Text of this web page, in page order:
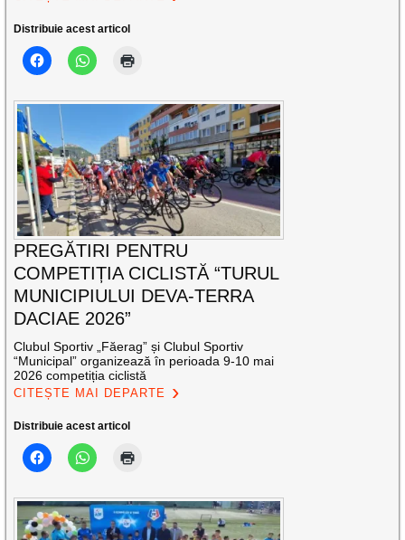
Distribuie acest articol
PREGĂTIRI PENTRU
COMPETIȚIA CICLISTĂ “TURUL
MUNICIPIULUI DEVA-TERRA
DACIAE 2026”
Clubul Sportiv „Făerag” și Clubul Sportiv
“Municipal” organizează în perioada 9-10 mai
2026 competiția ciclistă
CITEȘTE MAI DEPARTE
Distribuie acest articol